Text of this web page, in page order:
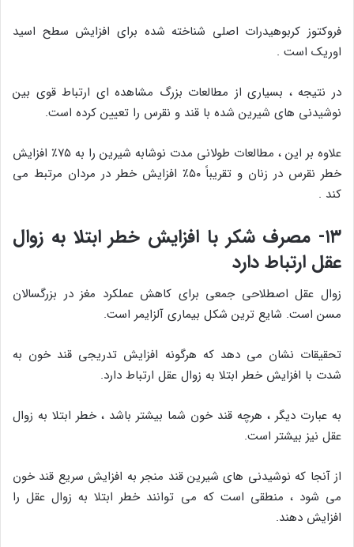
فروکتوز کربوهیدرات اصلی شناخته شده برای افزایش سطح اسید
اوریک است .
در نتیجه ، بسیاری از مطالعات بزرگ مشاهده ای ارتباط قوی بین
نوشیدنی های شیرین شده با قند و نقرس را تعیین کرده است.
علاوه بر این ، مطالعات طولانی مدت نوشابه شیرین را به ۷۵٪ افزایش
خطر نقرس در زنان و تقریباً ۵۰٪ افزایش خطر در مردان مرتبط می
کند .
۱۳- مصرف شکر با افزایش خطر ابتلا به زوال
عقل ارتباط دارد
زوال عقل اصطلاحی جمعی برای کاهش عملکرد مغز در بزرگسالان
مسن است. شایع ترین شکل بیماری آلزایمر است.
تحقیقات نشان می دهد که هرگونه افزایش تدریجی قند خون به
شدت با افزایش خطر ابتلا به زوال عقل ارتباط دارد.
به عبارت دیگر ، هرچه قند خون شما بیشتر باشد ، خطر ابتلا به زوال
عقل نیز بیشتر است.
از آنجا که نوشیدنی های شیرین قند منجر به افزایش سریع قند خون
می شود ، منطقی است که می توانند خطر ابتلا به زوال عقل را
افزایش دهند.